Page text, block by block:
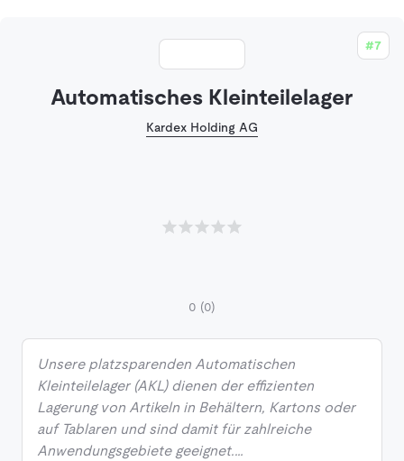
#7
Automatisches Kleinteilelager
Kardex Holding AG
0 (0)
Unsere platzsparenden Automatischen
Kleinteilelager (AKL) dienen der effizienten
Lagerung von Artikeln in Behältern, Kartons oder
auf Tablaren und sind damit für zahlreiche
Anwendungsgebiete geeignet.…